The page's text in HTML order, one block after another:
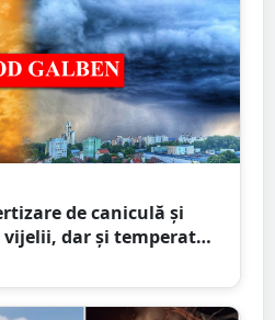
de caniculă și
dar și temperaturi
ANM